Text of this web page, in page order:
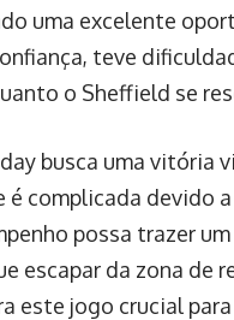
uma excelente
teve
o Sheffield se
busca uma vitória
complicada devido
possa trazer
escapar da zona de
este jogo crucial